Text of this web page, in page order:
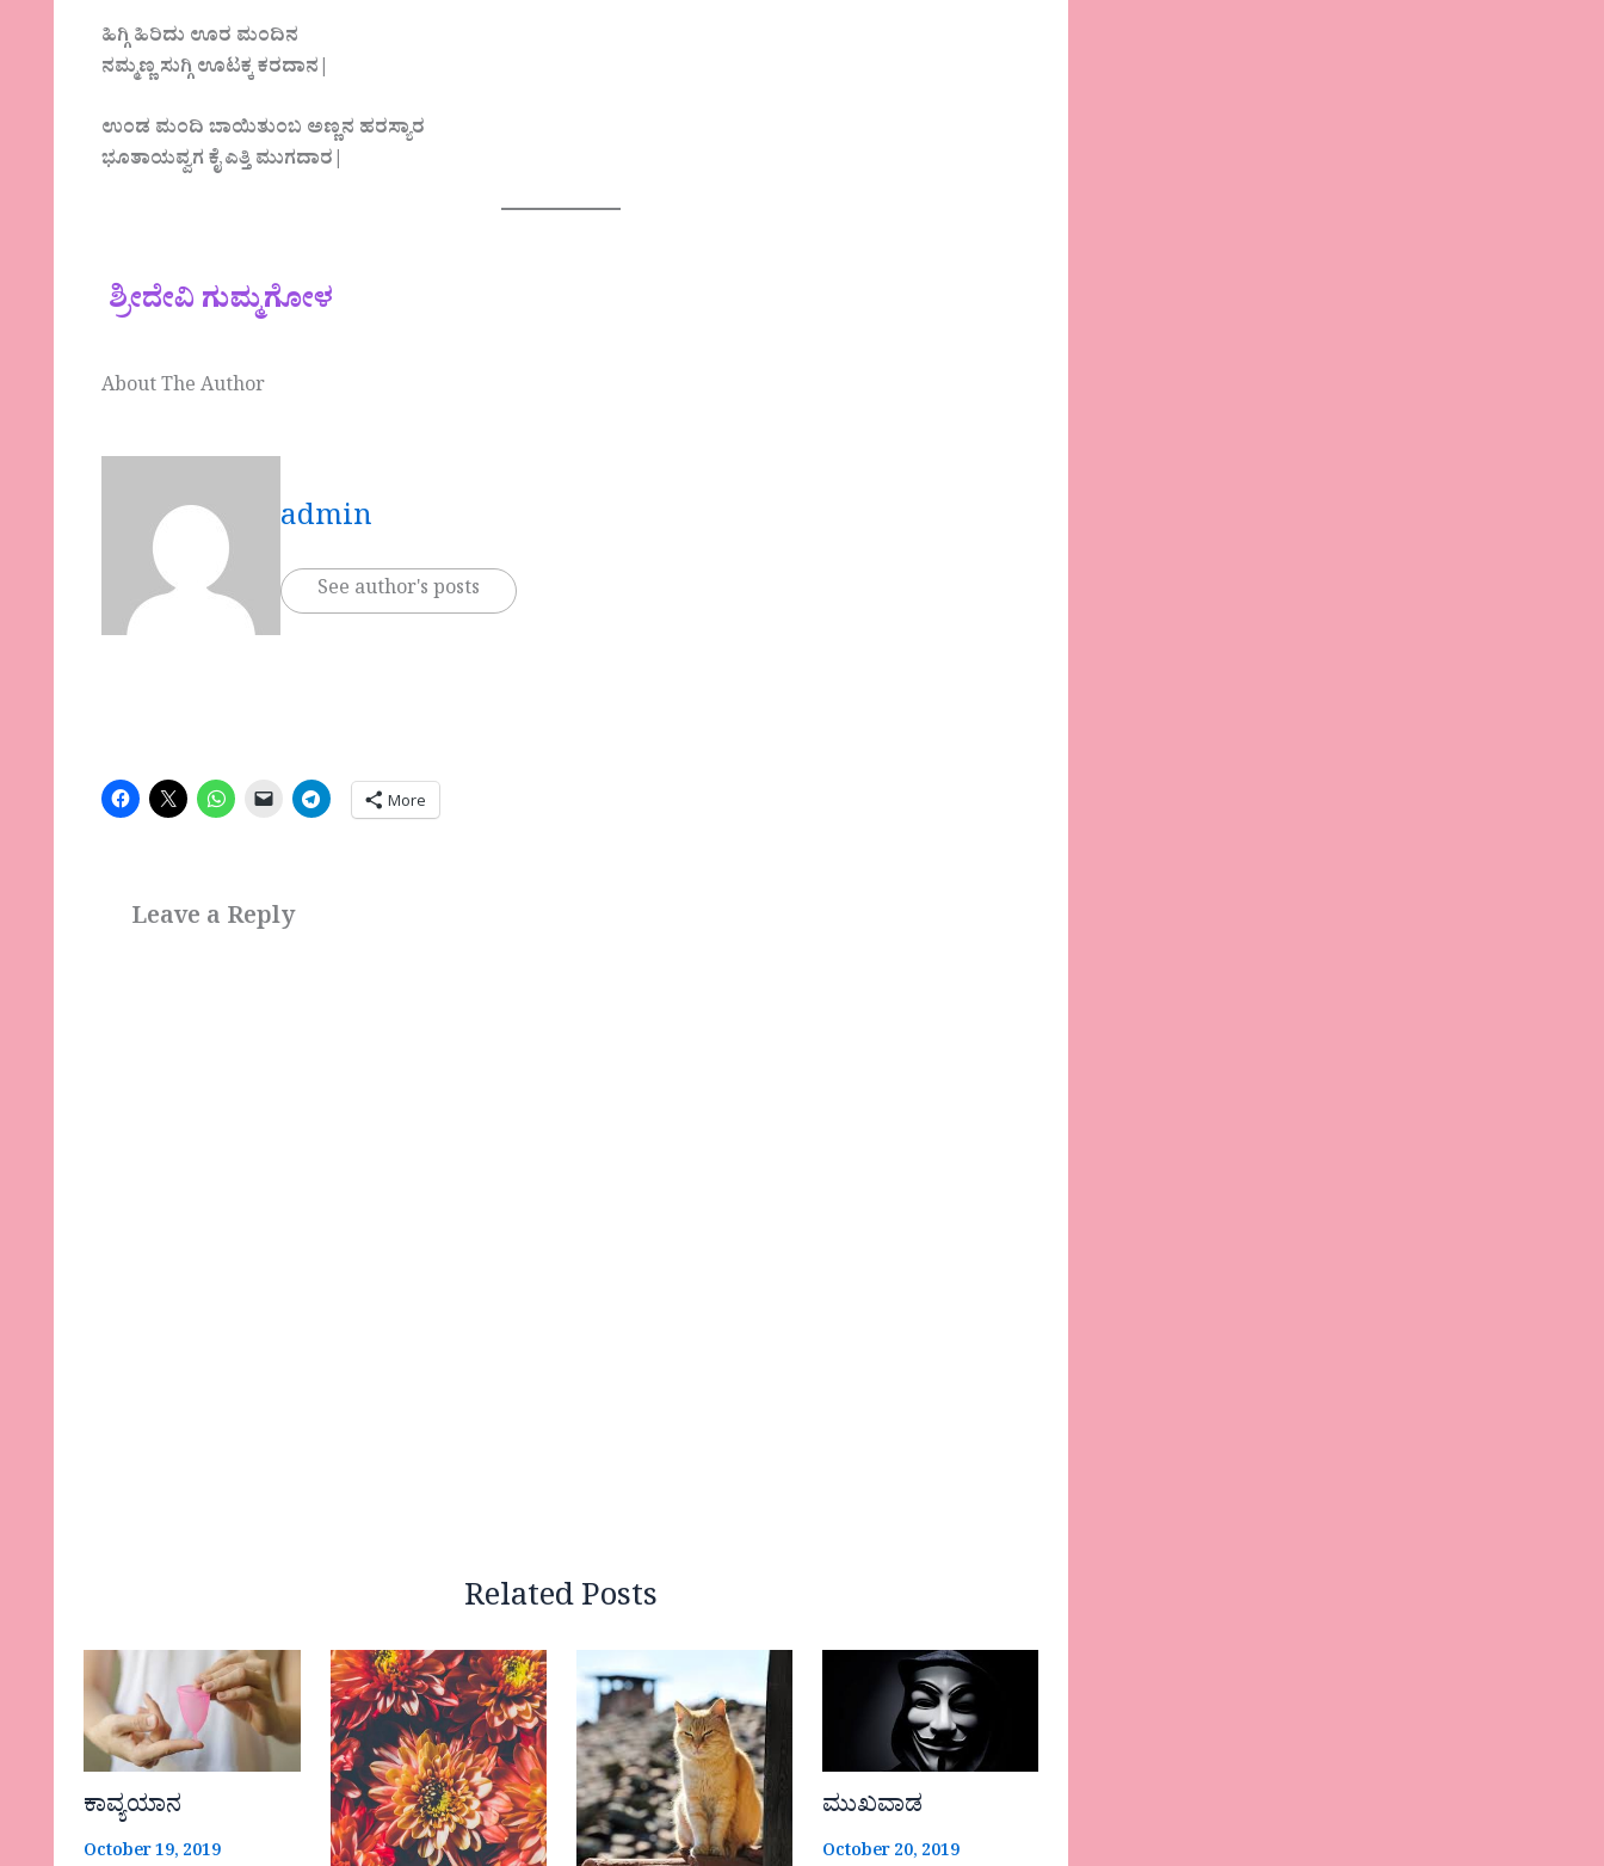
ಹಿಗ್ಗಿ ಹಿರಿದು ಊರ ಮಂದಿನ
ನಮ್ಮಣ್ಣ ಸುಗ್ಗಿ ಊಟಕ್ಕ ಕರದಾನ|
ಉಂಡ ಮಂದಿ ಬಾಯಿತುಂಬ ಅಣ್ಣನ ಹರಸ್ಯಾರ
ಭೂತಾಯವ್ವಗ ಕೈ ಎತ್ತಿ ಮುಗದಾರ|
ಶ್ರೀದೇವಿ ಗುಮ್ಮಗೋಳ
About The Author
admin
See author's posts
More
Leave a Reply
Related Posts
ಕಾವ್ಯಯಾನ
October 19, 2019
ಮುಖವಾಡ
October 20, 2019